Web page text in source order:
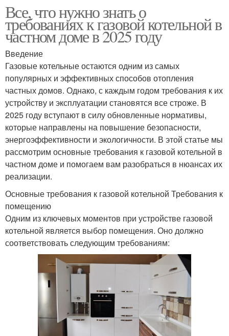
Все, что нужно знать о
требованиях к газовой котельной в
частном доме в 2025 году
Введение
Газовые котельные остаются одним из самых
популярных и эффективных способов отопления
частных домов. Однако, с каждым годом требования к их
устройству и эксплуатации становятся все строже. В
2025 году вступают в силу обновленные нормативы,
которые направлены на повышение безопасности,
энергоэффективности и экологичности. В этой статье мы
рассмотрим основные требования к газовой котельной в
частном доме и помогаем вам разобраться в нюансах их
реализации.
Основные требования к газовой котельной Требования к
помещению
Одним из ключевых моментов при устройстве газовой
котельной является выбор помещения. Оно должно
соответствовать следующим требованиям: